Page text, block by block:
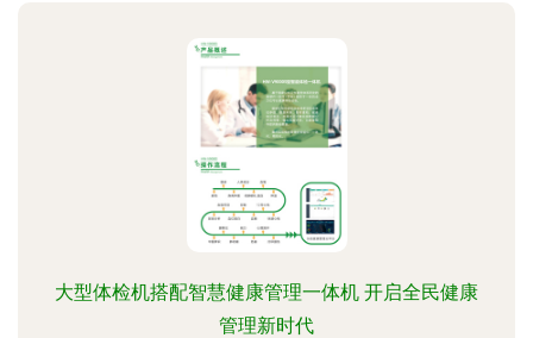
大型体检机搭配智慧健康管理一体机 开启全民健康
管理新时代